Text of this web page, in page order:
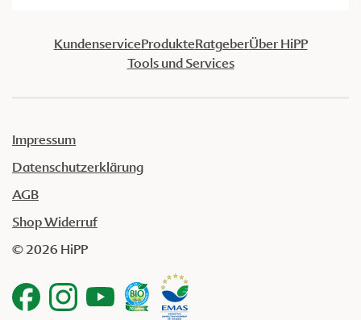
KundenserviceProdukteRatgeberÜber HiPP
Tools und Services
Impressum
Datenschutzerklärung
AGB
Shop Widerruf
© 2026 HiPP